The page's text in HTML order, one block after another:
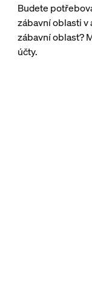
Budete
zábavní oblasti v
zábavní oblast?
účty.